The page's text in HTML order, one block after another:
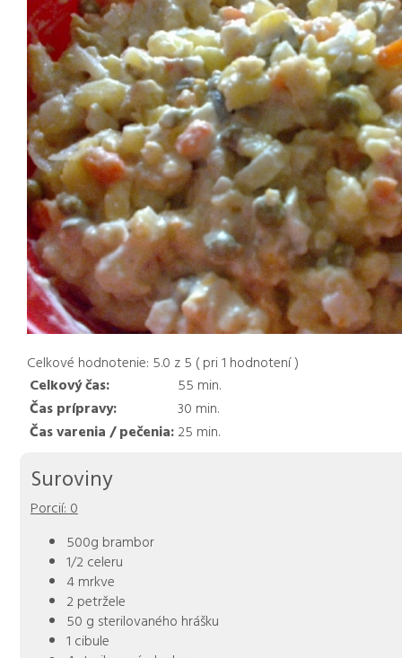
Celkové hodnotenie: 5.0 z 5 ( pri1 hodnotení )
Celkový čas:
55 min.
Čas prípravy:
30 min.
Čas varenia / pečenia: 25 min.
Suroviny
Porcií: 0
500g brambor
1/2 celeru
4 mrkve
2 petržele
50 g sterilovaného hrášku
1 cibule